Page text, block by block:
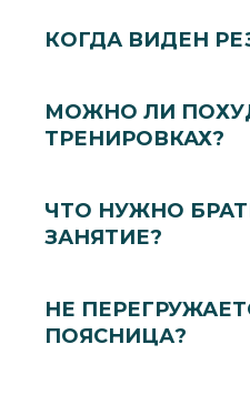
КОГДА ВИДЕН
МОЖНО ЛИ
ТРЕНИРОВКАХ?
ЧТО НУЖНО
ЗАНЯТИЕ?
НЕ
ПОЯСНИЦА?